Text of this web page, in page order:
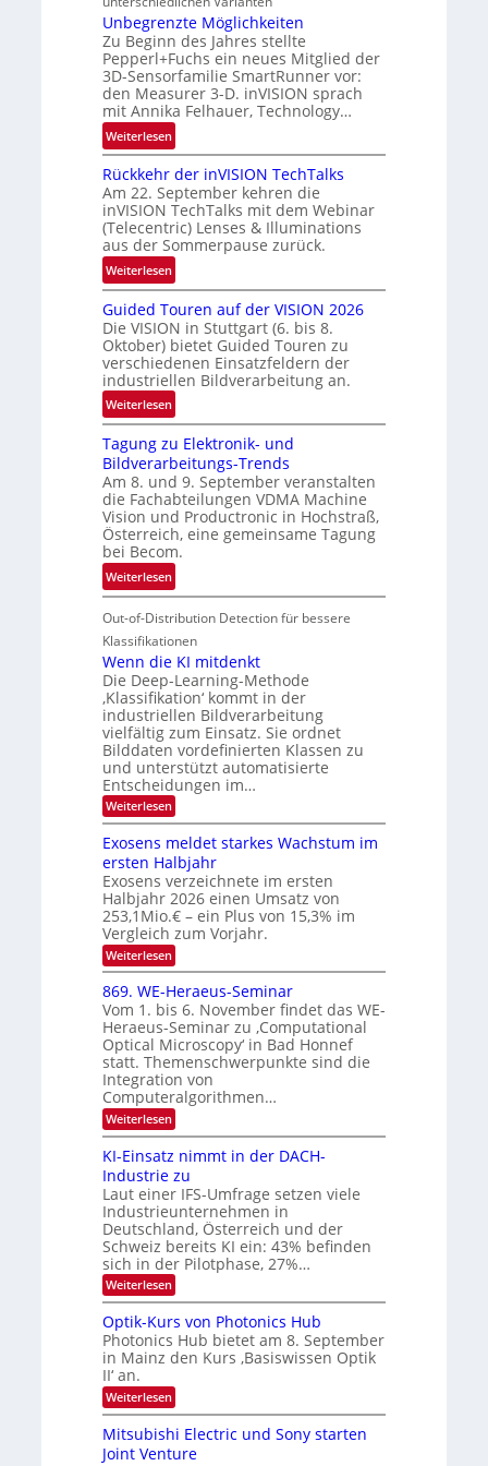
-
R
u
n
d
e
N
e
w
s
‘
Unbegrenzte Möglichkeiten
Zu Beginn des Jahres stellte
Pepperl+Fuchs ein neues Mitglied der
3D-Sensorfamilie SmartRunner vor:
den Measurer 3-D. inVISION sprach
mit Annika Felhauer, Technology…
Weiterlesen:
U
n
b
e
g
r
e
z
t
e
M
ö
g
l
i
c
h
k
e
i
t
e
Rückkehr der inVISION TechTalks
Am 22. September kehren die
inVISION TechTalks mit dem Webinar
(Telecentric) Lenses & Illuminations
aus der Sommerpause zurück.
Weiterlesen:
R
ü
c
k
k
e
h
d
e
r
i
n
V
I
S
I
O
N
T
e
c
h
T
a
l
k
s
Guided Touren auf der VISION 2026
Die VISION in Stuttgart (6. bis 8.
Oktober) bietet Guided Touren zu
verschiedenen Einsatzfeldern der
industriellen Bildverarbeitung an.
Weiterlesen:
G
u
i
d
e
d
T
o
u
r
a
u
f
d
e
r
V
I
S
I
O
N
2
0
2
6
Tagung zu Elektronik- und
Bildverarbeitungs-Trends
Am 8. und 9. September veranstalten
die Fachabteilungen VDMA Machine
Vision und Productronic in Hochstraß,
Österreich, eine gemeinsame Tagung
bei Becom.
Weiterlesen:
T
a
g
u
n
g
z
u
E
l
e
k
t
r
o
n
k
-
u
n
d
B
i
l
d
v
e
r
a
r
b
e
i
t
u
n
g
s
-
T
Out-of-Distribution Detection für bessere
Klassifikationen
Wenn die KI mitdenkt
Die Deep-Learning-Methode
‚Klassifikation‘ kommt in der
industriellen Bildverarbeitung
vielfältig zum Einsatz. Sie ordnet
Bilddaten vordefinierten Klassen zu
und unterstützt automatisierte
Entscheidungen im…
Weiterlesen:
W
n
n
d
i
e
K
I
m
i
t
d
e
n
k
t
Exosens meldet starkes Wachstum im
ersten Halbjahr
Exosens verzeichnete im ersten
Halbjahr 2026 einen Umsatz von
253,1Mio.€ – ein Plus von 15,3% im
Vergleich zum Vorjahr.
Weiterlesen:
E
x
o
s
e
n
s
m
e
l
d
e
t
s
t
a
r
k
e
s
W
a
c
h
s
t
u
i
m
e
r
s
869. WE-Heraeus-Seminar
Vom 1. bis 6. November findet das WE-
Heraeus-Seminar zu ‚Computational
Optical Microscopy‘ in Bad Honnef
statt. Themenschwerpunkte sind die
Integration von
Computeralgorithmen…
Weiterlesen:
8
9
.
W
E
-
H
e
r
a
e
u
s
-
S
m
i
a
r
KI-Einsatz nimmt in der DACH-
Industrie zu
Laut einer IFS-Umfrage setzen viele
Industrieunternehmen in
Deutschland, Österreich und der
Schweiz bereits KI ein: 43% befinden
sich in der Pilotphase, 27%…
Weiterlesen:
K
-
E
i
s
a
t
z
n
Optik-Kurs von Photonics Hub
Photonics Hub bietet am 8. September
in Mainz den Kurs ‚Basiswissen Optik
II‘ an.
Weiterlesen:
O
p
t
i
Mitsubishi Electric und Sony starten
Joint Venture